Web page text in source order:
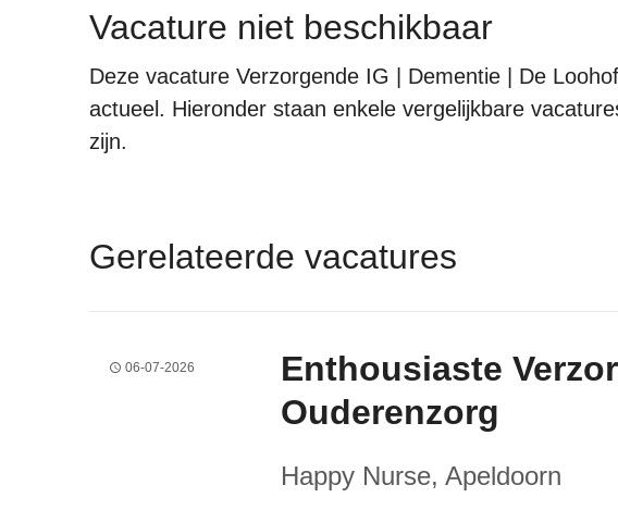
Vacature niet beschikbaar
Deze vacature Verzorgende IG | Dementie | De
actueel. Hieronder staan enkele vergelijkbare
zijn.
Gerelateerde vacatures
06-07-2026
Enthousiaste
Ouderenzorg
Happy Nurse, Apeldoorn